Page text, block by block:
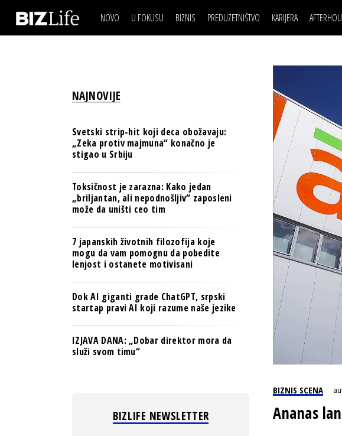
NOVO U FOKUSU BIZNIS
BREND I KOMUNIKACIJE
BANKE
TECH I AI
BIZNIS & SPORT
PULS REGIONA
NOVO NA RAFU
PREDUZETNIŠTVO KARIJERA
MOJ UGAO
USAVRŠAVANJE
KNOW-HOW
STIL
IZJAVA DANABIZNIS SCENA
BREND I KOMUNIKACIJE
OSIGURANJE
TECH I AI
PULS REGIONA
POSAO
MOJ UGAO
KNOW-HOW
FILM
BIZNIS SCENA
Ananas
NAJNOVIJE
Svetski strip-hit koji deca obožavaju:
„Zeka protiv majmuna“ konačno je
stigao u Srbiju
Toksičnost je zarazna: Kako jedan
„briljantan, ali nepodnošljiv“ zaposleni
može da uništi ceo tim
7 japanskih životnih filozofija koje
mogu da vam pomognu da pobedite
lenjost i ostanete motivisani
Dok AI giganti grade ChatGPT, srpski
startap pravi AI koji razume naše jezike
IZJAVA DANA: „Dobar direktor mora da
služi svom timu“
BIZLIFE NEWSLETTER